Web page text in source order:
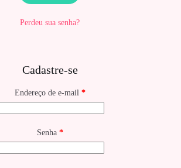
Perdeu sua senha?
Cadastre-se
Endereço de e-mail *Obrigatório
Senha *Obrigatório